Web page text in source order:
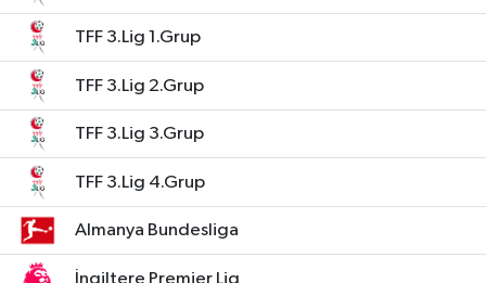
TFF 3.Lig 1.Grup
TFF 3.Lig 2.Grup
TFF 3.Lig 3.Grup
TFF 3.Lig 4.Grup
Almanya Bundesliga
İngiltere Premier Lig